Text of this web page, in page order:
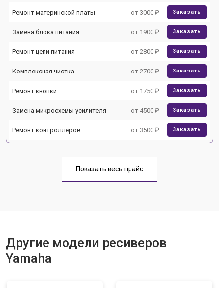
Ремонт материнской платы от 3000 ₽ Заказать
Замена блока питания от 1900 ₽ Заказать
Ремонт цепи питания от 2800 ₽ Заказать
Комплексная чистка от 2700 ₽ Заказать
Ремонт кнопки от 1750 ₽ Заказать
Замена микросхемы усилителя от 4500 ₽ Заказать
Ремонт контроллеров от 3500 ₽ Заказать
Показать весь прайс
Другие модели ресиверов
Yamaha